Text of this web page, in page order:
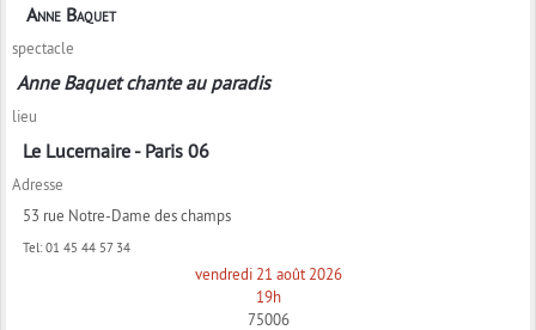
Anne Baquet
spectacle
Anne Baquet chante au paradis
lieu
Le Lucernaire - Paris 06
Adresse
53 rue Notre-Dame des champs
Tel: 01 45 44 57 34
vendredi 21 août 2026
19h
75006